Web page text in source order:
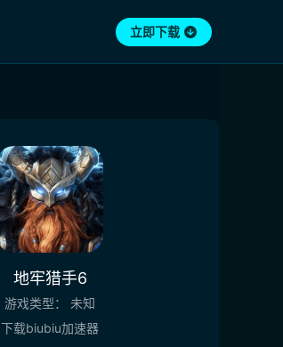
立即下载
地牢猎手6
游戏类型：
未知
下载biubiu加速器